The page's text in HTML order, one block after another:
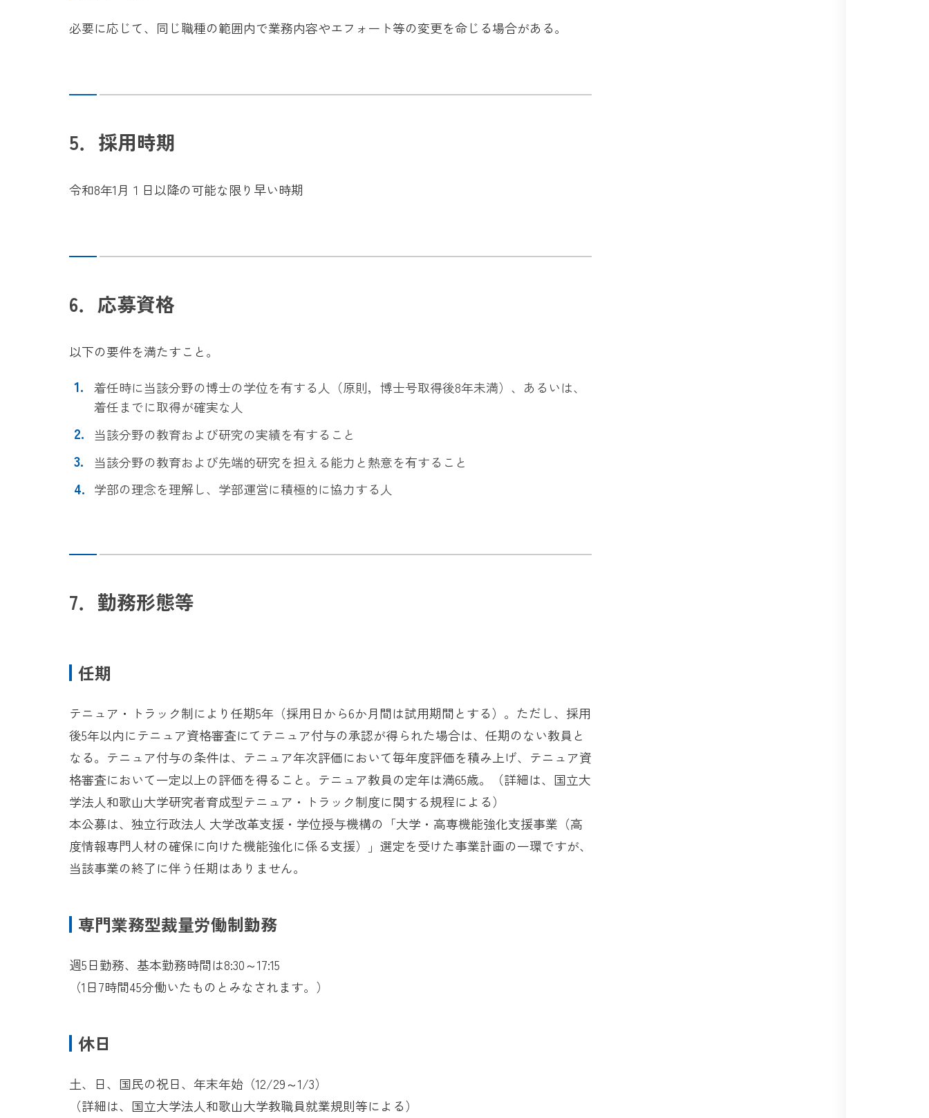
必要に応じて、同じ職種の範囲内で業務内容やエフォート等の変更を命じる場合がある。
5．採用時期
令和8年1月１日以降の可能な限り早い時期
6．応募資格
以下の要件を満たすこと。
着任時に当該分野の博士の学位を有する人（原則，博士号取得後8年未満）、あるいは、
着任までに取得が確実な人
当該分野の教育および研究の実績を有すること
当該分野の教育および先端的研究を担える能力と熱意を有すること
学部の理念を理解し、学部運営に積極的に協力する人
7．勤務形態等
任期
テニュア・トラック制により任期5年（採用日から6か月間は試用期間とする）。ただし、採用
後5年以内にテニュア資格審査にてテニュア付与の承認が得られた場合は、任期のない教員と
なる。テニュア付与の条件は、テニュア年次評価において毎年度評価を積み上げ、テニュア資
格審査において一定以上の評価を得ること。テニュア教員の定年は満65歳。（詳細は、国立大
学法人和歌山大学研究者育成型テニュア・トラック制度に関する規程による）
本公募は、独立行政法人 大学改革支援・学位授与機構の「大学・高専機能強化支援事業（高
度情報専門人材の確保に向けた機能強化に係る支援）」選定を受けた事業計画の一環ですが、
当該事業の終了に伴う任期はありません。
専門業務型裁量労働制勤務
週5日勤務、基本勤務時間は8:30～17:15
（1日7時間45分働いたものとみなされます。）
休日
土、日、国民の祝日、年末年始（12/29～1/3）
（詳細は、国立大学法人和歌山大学教職員就業規則等による）